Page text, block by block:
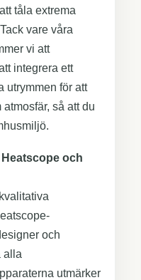
tåla extrema
vare våra
vi att
integrera ett
utrymmen för att
så att du
och
och
alla
utmärker